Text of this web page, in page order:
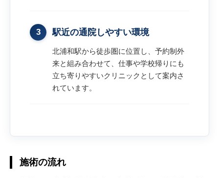
3 駅近の通院しやすい環境
北浦和駅から徒歩圏に位置し、予約制外
来と組み合わせて、仕事や学校帰りにも
立ち寄りやすいクリニックとして案内さ
れています。
施術の流れ